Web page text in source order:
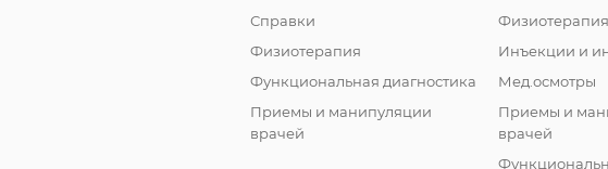
Справки
Физиотерапия
Функциональная диагностика
Приемы и манипуляции
врачей
Физиотерапия
Инъекции и
Мед.осмотры
Приемы и
врачей